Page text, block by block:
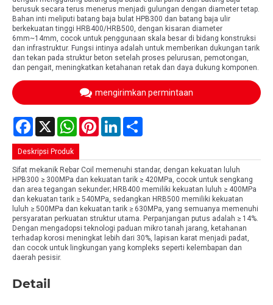
berusuk secara terus menerus menjadi gulungan dengan diameter tetap.
Bahan inti meliputi batang baja bulat HPB300 dan batang baja ulir
berkekuatan tinggi HRB400/HRB500, dengan kisaran diameter
6mm~14mm, cocok untuk penggunaan skala besar di bidang konstruksi
dan infrastruktur. Fungsi intinya adalah untuk memberikan dukungan tarik
dan tekan pada struktur beton setelah proses pelurusan, pemotongan,
dan pengait, meningkatkan ketahanan retak dan daya dukung komponen.
mengirimkan permintaan
Facebook
X WhatsAppPinterestLinkedIn
Deskripsi Produk
Sifat mekanik Rebar Coil memenuhi standar, dengan kekuatan luluh
HPB300 ≥ 300MPa dan kekuatan tarik ≥ 420MPa, cocok untuk sengkang
dan area tegangan sekunder; HRB400 memiliki kekuatan luluh ≥ 400MPa
dan kekuatan tarik ≥ 540MPa, sedangkan HRB500 memiliki kekuatan
luluh ≥ 500MPa dan kekuatan tarik ≥ 630MPa, yang semuanya memenuhi
persyaratan perkuatan struktur utama. Perpanjangan putus adalah ≥ 14%.
Dengan mengadopsi teknologi paduan mikro tanah jarang, ketahanan
terhadap korosi meningkat lebih dari 30%, lapisan karat menjadi padat,
dan cocok untuk lingkungan yang kompleks seperti kelembapan dan
daerah pesisir.
Detail